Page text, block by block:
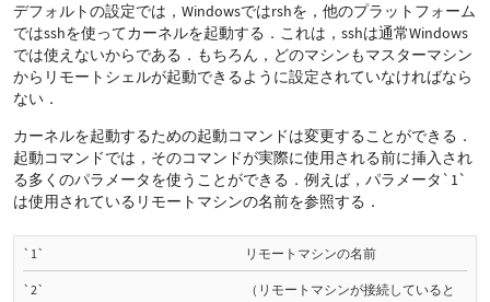
デフォルトの設定では，Windowsではrshを，他のプラットフォーム
ではsshを使ってカーネルを起動する．これは，sshは通常Windows
では使えないからである．もちろん，どのマシンもマスターマシン
からリモートシェルが起動できるように設定されていなければなら
ない．
カーネルを起動するための起動コマンドは変更することができる．
起動コマンドでは，そのコマンドが実際に使用される前に挿入され
る多くのパラメータを使うことができる．例えば，パラメータ `1`
は使用されているリモートマシンの名前を参照する．
`1` リモートマシンの名前
`2`
（リモートマシンが接続していると